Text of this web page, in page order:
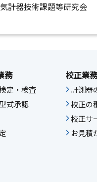
計器技術課題等研究会
務
定・検査
式承認
校正業務
計測器
校正の
校正サ
お見積